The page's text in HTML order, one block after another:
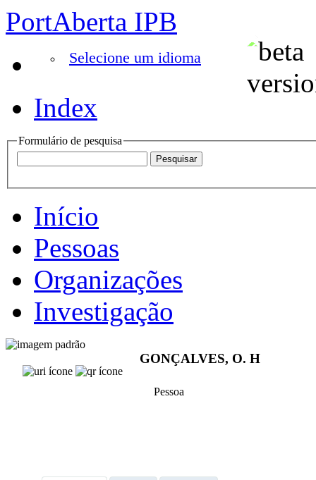
PortAberta IPB
Selecione um idioma
Index
Formulário de pesquisa
Início
Pessoas
Organizações
Investigação
GONÇALVES, O. H
Pessoa